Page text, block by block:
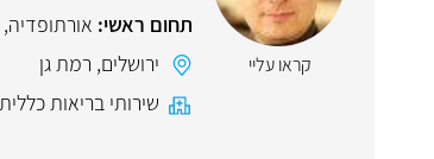
קראו עליי
תחום ראשי: אורתופדיה,
ירושלים, רמת גן
שירותי בריאות כללית